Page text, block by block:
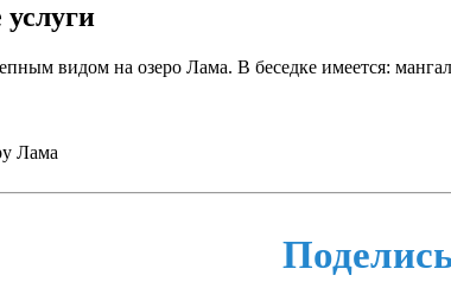
видом на озеро Лама. В беседке имеется:
Лама